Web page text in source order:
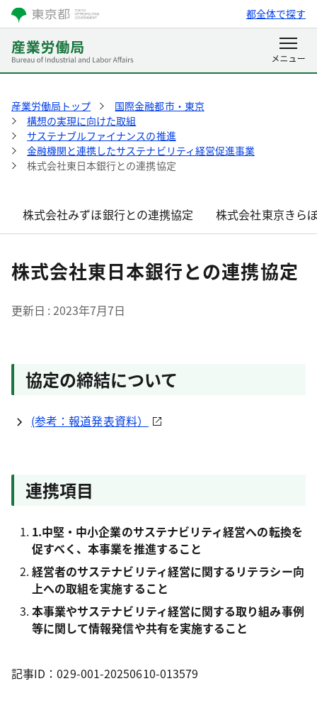
都全体で探す
産業労働局トップ
国際金融都市・東京
構想の実現に向けた取組
サステナブルファイナンスの推進
金融機関と連携したサステナビリティ経営促進事業
株式会社東日本銀行との連携協定
株式会社みずほ銀行との連携協定 株式会社東京きら
株式会社東日本銀行との連携協定
更新日 2023年7月7日
協定の締結について
(参考：報道発表資料）
連携項目
1.中堅・中小企業のサステナビリティ経営への転換を
促すべく、本事業を推進すること
経営者のサステナビリティ経営に関するリテラシー向
上への取組を実施すること
本事業やサステナビリティ経営に関する取り組み事例
等に関して情報発信や共有を実施すること
記事ID：029-001-20250610-013579